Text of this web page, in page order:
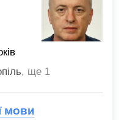
, ще 1
мови